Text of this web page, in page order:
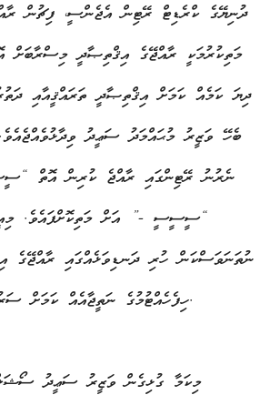
ދުނިޔޭގެ ކްރެޑިޓް ރޭޓިން އެޖެންސީ، ފިޗުން
މަތިކުރުމަކީ ރާއްޖޭގެ އިޤްތިޞާދީ މިސްރާބަށް
ދިޔަ ކަމެއް ކަމަށް އިޤްތިޞާދީ ތަރައްޤީއާއި
ބެހޭ ވަޒީރު މުޙައްމަދު ސަޢީދު
ނެރުނު ރޭޓިންގައި ރާއްޖެ ކުރިން އޮތް
“ސީސީސީ -” އަށް މަތިކޮށްފައެވެ.
ނުތަނަވަސްކަން ހުރި ދަނޑިވަޅެއްގައި ރާއްޖޭގެ
ހިފެހެއްޓުމުގެ ނަތީޖާއެއް ކަމަށް ސަރުކާރުން ފާހަގަކުރެއެވެ.
މިކަމާ ގުޅިގެން ވަޒީރު ސަޢީދު